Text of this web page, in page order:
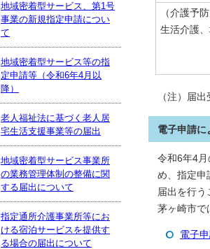
（介護予
生活介護
（注）届
電子申請に
令和6年4
め、指定申
届出を行う
茅ヶ崎市で
電子
地域密着型サービス、第1号
事業の新規指定申請につい
て
地域密着型サービス等の指
定申請等（令和6年4月以
降）
老人福祉法に基づく老人居
宅生活支援事業等の届出
地域密着型サービス事業所
の業務管理体制の整備に関
する届出について
指定通所介護事業所等にお
ける宿泊サービスを提供す
る場合の届出について